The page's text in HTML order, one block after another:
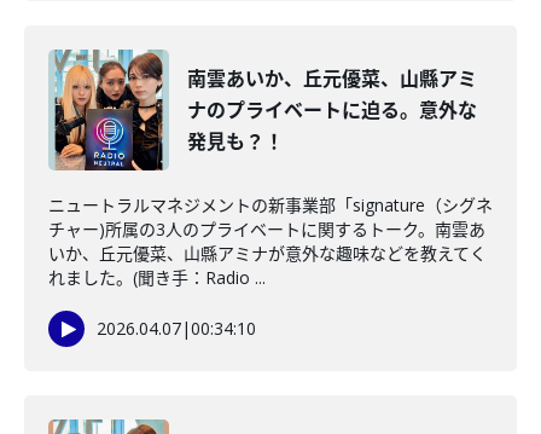
南雲あいか、丘元優菜、山縣アミ
ナのプライベートに迫る。意外な
発見も？！
ニュートラルマネジメントの新事業部「signature（シグネ
チャー)所属の3人のプライベートに関するトーク。南雲あ
いか、丘元優菜、山縣アミナが意外な趣味などを教えてく
れました。(聞き手：Radio ...
2026.04.07|00:34:10